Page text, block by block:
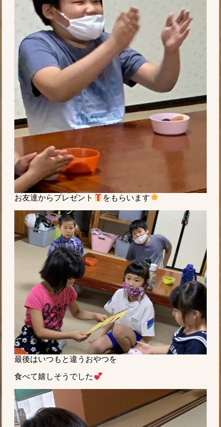
お友達からプレゼント をもらいます
最後はいつもと違うおやつを
食べて嬉しそうでした